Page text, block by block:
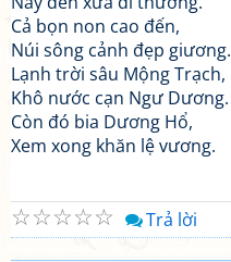
Cả bọn non cao đến,
Núi sông cảnh đẹp giương.
Lạnh trời sâu Mộng Trạch,
Khô nước cạn Ngư Dương.
Còn đó bia Dương Hổ,
Xem xong khăn lệ vương.
☆
☆
☆
☆
☆ Trả lời